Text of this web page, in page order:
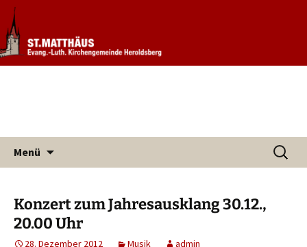
Evang. Kirchengemeinde St.
Matthäus Heroldsberg
Informationen rund um unsere
Kirchengemeinde
Menü
Suchen
nach:
Konzert zum Jahresausklang 30.12.,
20.00 Uhr
28. Dezember 2012 Musik admin